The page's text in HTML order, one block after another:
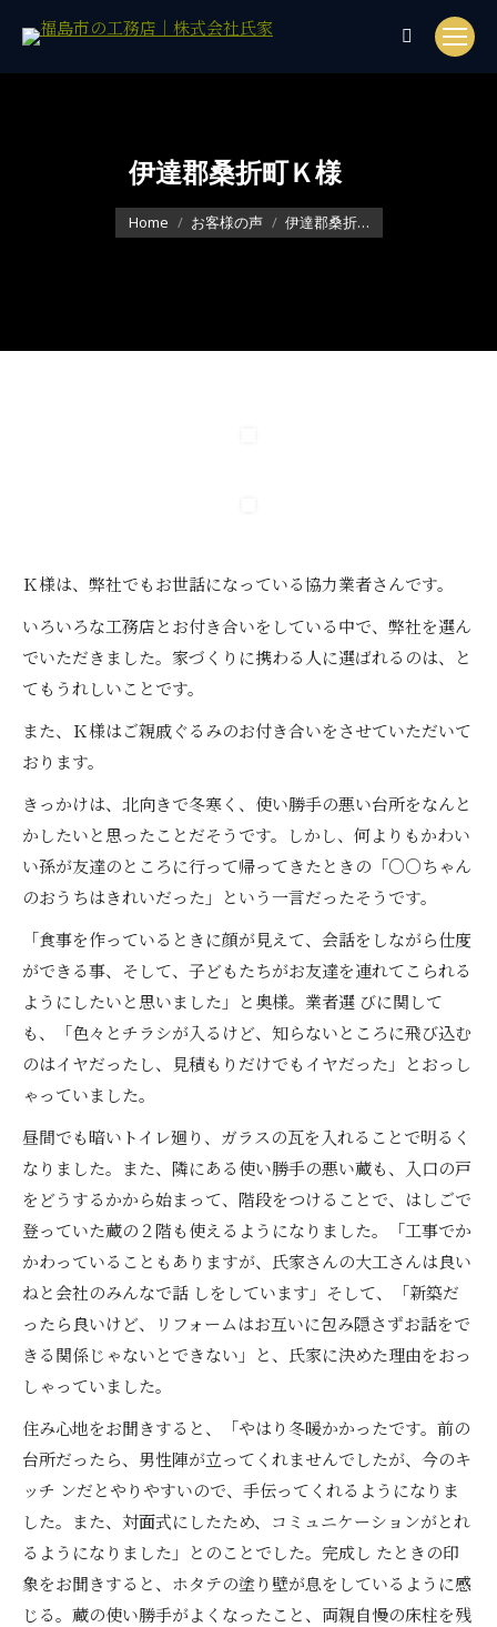
Search:
伊達郡桑折町Ｋ様
You are here:
Home お客様の声 伊達郡桑折…
Ｋ様は、弊社でもお世話になっている協力業者さんです。
いろいろな工務店とお付き合いをしている中で、弊社を選ん
でいただきました。家づくりに携わる人に選ばれるのは、と
てもうれしいことです。
また、Ｋ様はご親戚ぐるみのお付き合いをさせていただいて
おります。
きっかけは、北向きで冬寒く、使い勝手の悪い台所をなんと
かしたいと思ったことだそうです。しかし、何よりもかわい
い孫が友達のところに行って帰ってきたときの「○○ちゃん
のおうちはきれいだった」という一言だったそうです。
「食事を作っているときに顔が見えて、会話をしながら仕度
ができる事、そして、子どもたちがお友達を連れてこられる
ようにしたいと思いました」と奥様。業者選 びに関して
も、「色々とチラシが入るけど、知らないところに飛び込む
のはイヤだったし、見積もりだけでもイヤだった」とおっし
ゃっていました。
昼間でも暗いトイレ廻り、ガラスの瓦を入れることで明るく
なりました。また、隣にある使い勝手の悪い蔵も、入口の戸
をどうするかから始まって、階段をつけることで、はしごで
登っていた蔵の２階も使えるようになりました。「工事でか
かわっていることもありますが、氏家さんの大工さんは良い
ねと会社のみんなで話 しをしています」そして、「新築だ
ったら良いけど、リフォームはお互いに包み隠さずお話をで
きる関係じゃないとできない」と、氏家に決めた理由をおっ
しゃっていました。
住み心地をお聞きすると、「やはり冬暖かかったです。前の
台所だったら、男性陣が立ってくれませんでしたが、今のキ
ッチ ンだとやりやすいので、手伝ってくれるようになりま
した。また、対面式にしたため、コミュニケーションがとれ
るようになりました」とのことでした。完成し たときの印
象をお聞きすると、ホタテの塗り壁が息をしているように感
じる。蔵の使い勝手がよくなったこと、両親自慢の床柱を残